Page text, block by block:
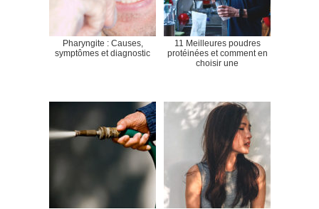
Pharyngite : Causes,
symptômes et diagnostic
11 Meilleures poudres
protéinées et comment en
choisir une